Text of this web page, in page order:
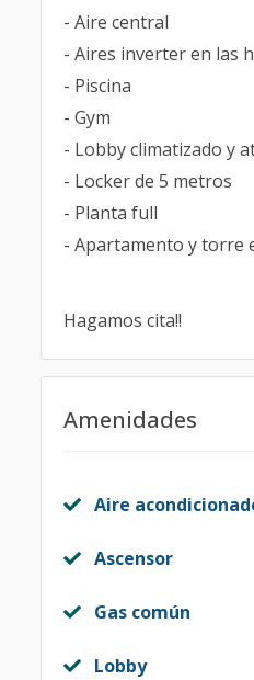
- Aire central
- Aires inverter en las
- Piscina
- Gym
- Lobby climatizado y
- Locker de 5 metros
- Planta full
- Apartamento y torre
Hagamos cita!!
Amenidades
Aire
Ascensor
Gas común
Lobby